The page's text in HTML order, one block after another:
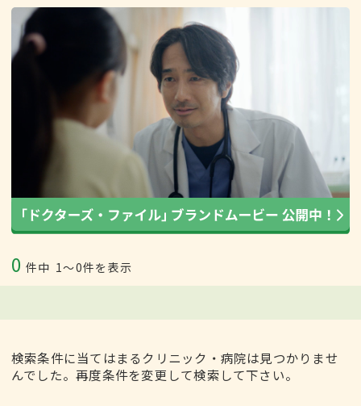
0 件中 1〜0件を表示
検索条件に当てはまるクリニック・病院は見つかりませ
んでした。再度条件を変更して検索して下さい。